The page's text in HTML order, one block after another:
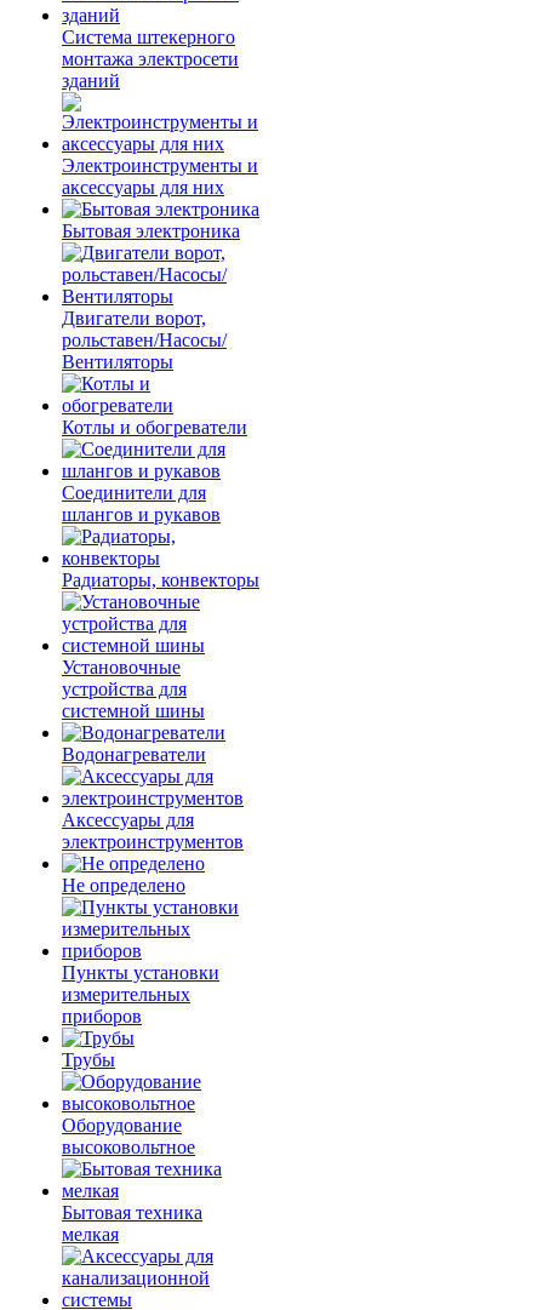
Система штекерного
монтажа электросети
зданий
Электроинструменты и
аксессуары для них
Бытовая электроника
Двигатели ворот,
рольставен/Насосы/
Вентиляторы
Котлы и обогреватели
Соединители для
шлангов и рукавов
Радиаторы, конвекторы
Установочные
устройства для
системной шины
Водонагреватели
Аксессуары для
электроинструментов
Не определено
Пункты установки
измерительных
приборов
Трубы
Оборудование
высоковольтное
Бытовая техника
мелкая